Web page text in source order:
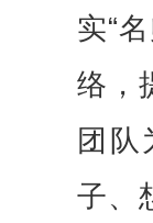
实“
络，
团队
子、